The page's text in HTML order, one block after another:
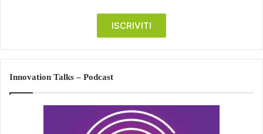
Innovation Talks – Podcast